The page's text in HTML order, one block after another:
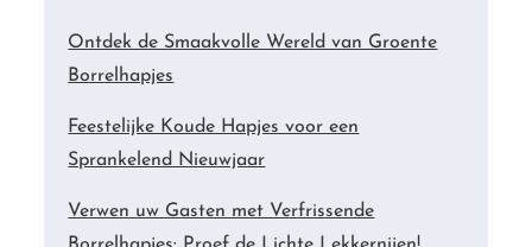
Ontdek de Smaakvolle Wereld van Groente
Borrelhapjes
Feestelijke Koude Hapjes voor een
Sprankelend Nieuwjaar
Verwen uw Gasten met Verfrissende